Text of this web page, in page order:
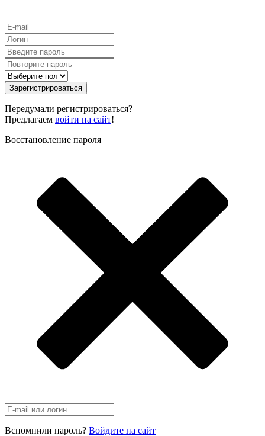
Зарегистрироваться
Передумали регистрироваться?
Предлагаем войти на сайт!
Восстановление пароля
Вспомнили пароль? Войдите на сайт